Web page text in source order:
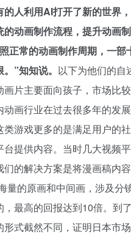
的人利用AI打开了新的世界
动画制作流程，提升动画
正常的动画制作周期，一
”知知说。 以下为他们的自
片主要面向孩子，市场比
画行业在过去很多年的发
游戏更多的是满足用户的
提供内容。当时几大视频
的解决方案是将漫画稿内
量的原画和中间画，涉及
最高的回报达到10倍。
式截然不同，证明日本市